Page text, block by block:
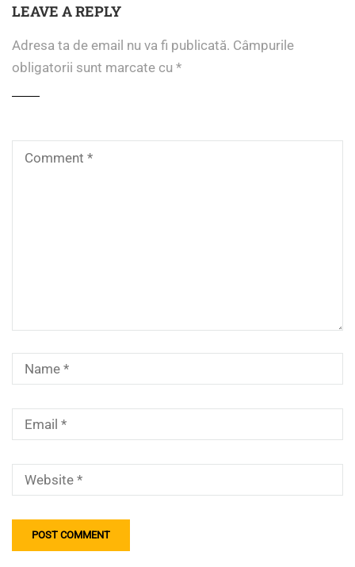
LEAVE A REPLY
Adresa ta de email nu va fi publicată. Câmpurile
obligatorii sunt marcate cu *